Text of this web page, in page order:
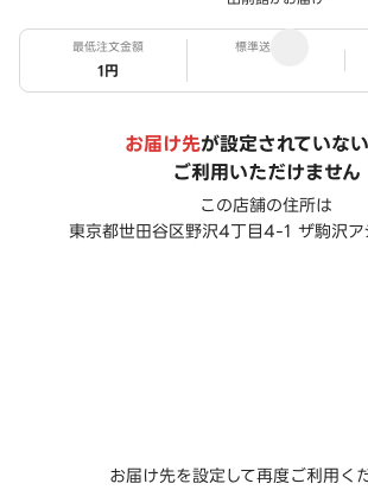
最低注文金額
1円
標準送料
お届け先が設定されていな
ご利用いただけません
この店舗の住所は
東京都世田谷区野沢4丁目4-1 ザ駒沢ア
お届け先を設定して再度ご利用く